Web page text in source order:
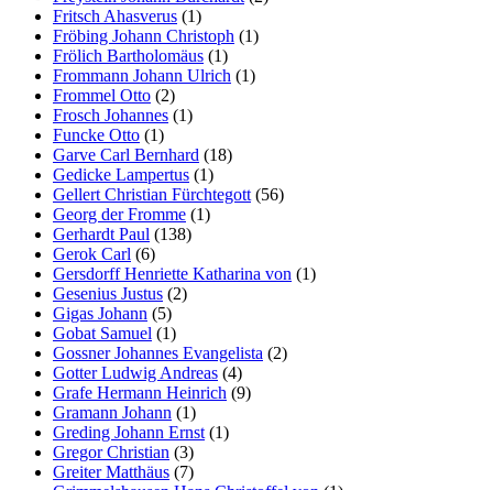
Fritsch Ahasverus (1)
Fröbing Johann Christoph (1)
Frölich Bartholomäus (1)
Frommann Johann Ulrich (1)
Frommel Otto (2)
Frosch Johannes (1)
Funcke Otto (1)
Garve Carl Bernhard (18)
Gedicke Lampertus (1)
Gellert Christian Fürchtegott (56)
Georg der Fromme (1)
Gerhardt Paul (138)
Gerok Carl (6)
Gersdorff Henriette Katharina von (1)
Gesenius Justus (2)
Gigas Johann (5)
Gobat Samuel (1)
Gossner Johannes Evangelista (2)
Gotter Ludwig Andreas (4)
Grafe Hermann Heinrich (9)
Gramann Johann (1)
Greding Johann Ernst (1)
Gregor Christian (3)
Greiter Matthäus (7)